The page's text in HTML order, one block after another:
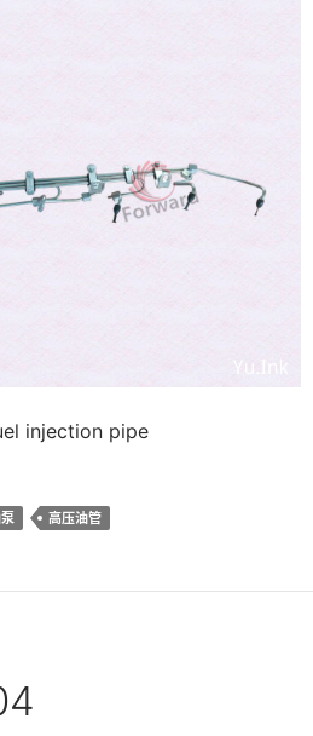
injection pipe
高压油管